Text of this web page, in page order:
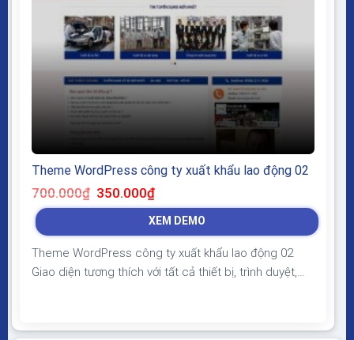
Theme WordPress công ty xuất khẩu lao động 02
700.000₫ Giá
gốc
là:
350.000₫Giá
tại
là:
XEM DEMO
Theme WordPress công ty xuất khẩu lao động 02
Giao diện tương thích với tất cả thiết bị, trình duyệt,
chuẩn SEO, load nhanh nhẹ tối ưu với các công cụ tìm